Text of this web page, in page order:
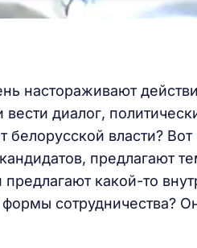
настораживают
диалог,
белорусской власти?
предлагают
какой-то
сотрудничества?